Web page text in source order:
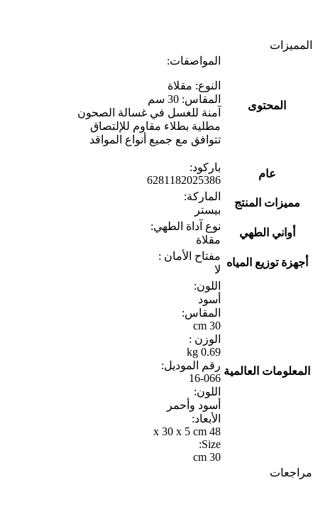
المميزات
المحتوى
المواصفات:
النوع: مقلاة
المقاس: 30 سم
آمنة للغسل في غسالة الصحون
مطلية بطلاء مقاوم للإلتصاق
تتوافق مع جميع أنواع المواقد
عام
باركود:
6281182025386
مميزات المنتج
الماركة:
بيستر
أواني الطهي
نوع آداة الطهي:
مقلاة
أجهزة توزيع المياه
مفتاح الأمان :
لا
المعلومات العالمية
اللون:
أسود
المقاس:
30 cm
الوزن :
0.69 kg
رقم الموديل:
16-066
اللون:
أسود وأحمر
الأبعاد:
48 x 30 x 5 cm
Size:
30 cm
مراجعات